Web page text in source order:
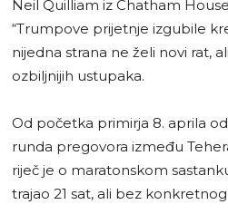
Neil Quilliam iz Chatham
“Trumpove prijetnje izgubile
nijedna strana ne želi novi rat,
ozbiljnijih ustupaka.
Od početka primirja 8. aprila
runda pregovora između
riječ je o maratonskom
trajao 21 sat, ali bez